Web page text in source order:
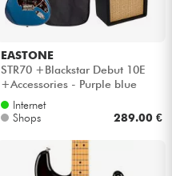
EASTONE
STR70 +Blackstar Debut 10E
+Accessories - Purple blue
Internet
Shops
289.00 €